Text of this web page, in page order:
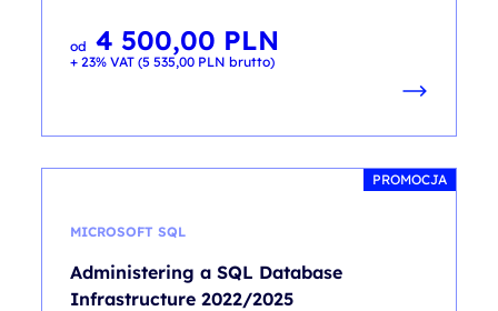
od 4 500,00 PLN
+ 23% VAT (5 535,00 PLN brutto)
PROMOCJA
MICROSOFT SQL
Administering a SQL Database
Infrastructure 2022/2025